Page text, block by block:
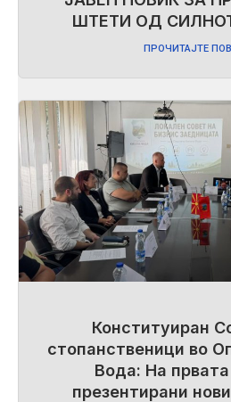
ШТЕТИ ОД
ПРОЧИТАЈТЕ
Конституиран
стопанственици во
Вода: На
презентирани